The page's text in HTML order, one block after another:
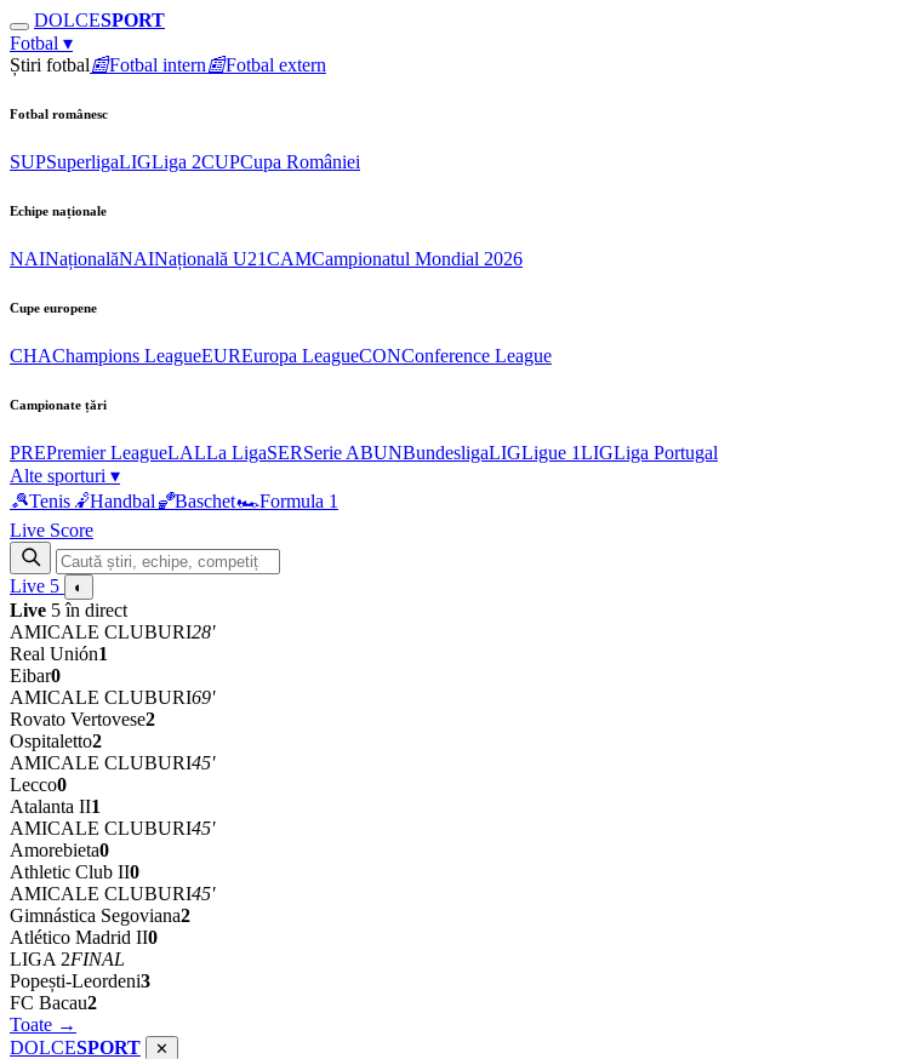
DOLCESPORT
Fotbal ▾
Știri fotbal📰Fotbal intern📰Fotbal extern
Fotbal românesc
SUPSuperligaLIGLiga 2CUPCupa României
Echipe naționale
NAINaționalăNAINațională U21CAMCampionatul Mondial 2026
Cupe europene
CHAChampions LeagueEUREuropa LeagueCONConference League
Campionate țări
PREPremier LeagueLALLa LigaSERSerie ABUNBundesligaLIGLigue 1LIGLiga Portugal
Alte sporturi ▾
🎾Tenis 🤾Handbal🏀Baschet🏎Formula 1
Live Score
Live 5 ◐
Live 5 în direct
AMICALE CLUBURI28'
Real Unión1
Eibar0
AMICALE CLUBURI69'
Rovato Vertovese2
Ospitaletto2
AMICALE CLUBURI45'
Lecco0
Atalanta II1
AMICALE CLUBURI45'
Amorebieta0
Athletic Club II0
AMICALE CLUBURI45'
Gimnástica Segoviana2
Atlético Madrid II0
LIGA 2FINAL
Popești-Leordeni3
FC Bacau2
Toate →
DOLCESPORT ✕